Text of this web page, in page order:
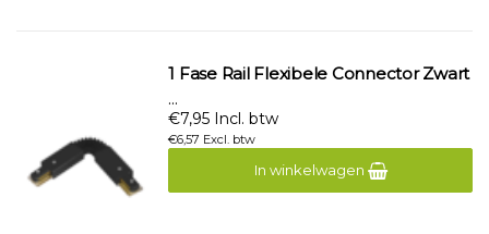
1 Fase Rail Flexibele Connector Zwart
...
€7,95 Incl. btw
€6,57 Excl. btw
In winkelwagen